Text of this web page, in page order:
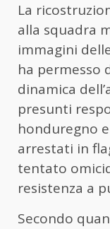
La
alla squadra
immagini
ha permesso
dinamica
presunti
honduregno
arrestati in
tentato
resistenza a
Secondo